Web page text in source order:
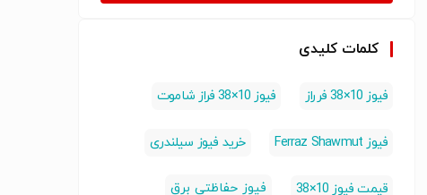
کلمات کلیدی
فیوز 10×38 فرراز فیوز 10×38 فراز شاموت
فیوز Ferraz Shawmut خرید فیوز سیلندری
قیمت فیوز 10×38 فیوز حفاظتی برق